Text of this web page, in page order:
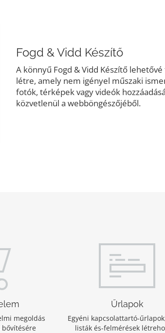
Fogd & Vidd Készítő
A könnyű Fogd & Vidd Készítő
létre, amely nem igényel műszaki
fotók, térképek vagy videók
közvetlenül a webböngészőjéből.
megoldás
Űrlapok
Egyéni kapcsolattartó-
listák és-felmérések